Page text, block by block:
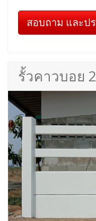
สอบถาม และป
รั้วคาวบอย